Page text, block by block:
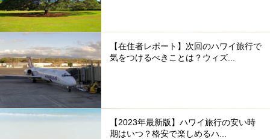
【在住者レポート】次回のハワイ旅行で
気をつけるべきことは？ウィズ...
【2023年最新版】ハワイ旅行の安い時
期はいつ？格安で楽しめるハ...